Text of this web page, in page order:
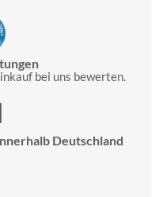
bei uns bewerten.
Deutschland